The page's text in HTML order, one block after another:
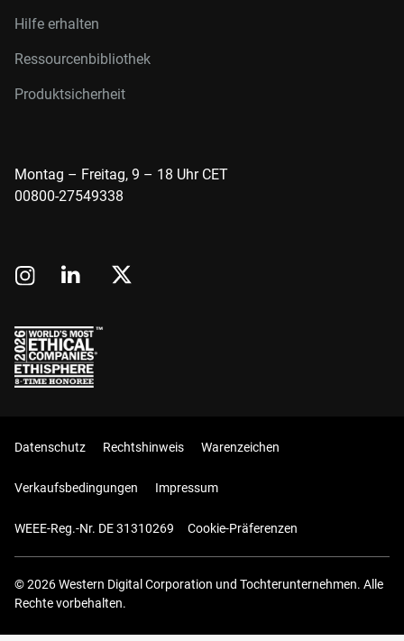
Hilfe erhalten
Ressourcenbibliothek
Produktsicherheit
Montag – Freitag, 9 – 18 Uhr CET
00800-27549338
Datenschutz Rechtshinweis Warenzeichen
Verkaufsbedingungen Impressum
WEEE-Reg.-Nr. DE 31310269 Cookie-Präferenzen
© 2026 Western Digital Corporation und Tochterunternehmen. Alle
Rechte vorbehalten.